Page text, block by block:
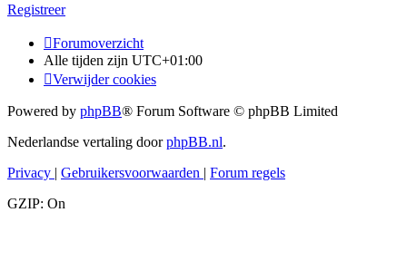
Registreer
Forumoverzicht
Alle tijden zijn UTC+01:00
Verwijder cookies
Powered by phpBB® Forum Software © phpBB Limited
Nederlandse vertaling doorphpBB.nl.
Privacy | Gebruikersvoorwaarden | Forum regels
GZIP: On